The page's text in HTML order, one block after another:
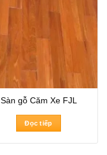
Sàn gỗ Căm Xe FJL
Đọc tiếp